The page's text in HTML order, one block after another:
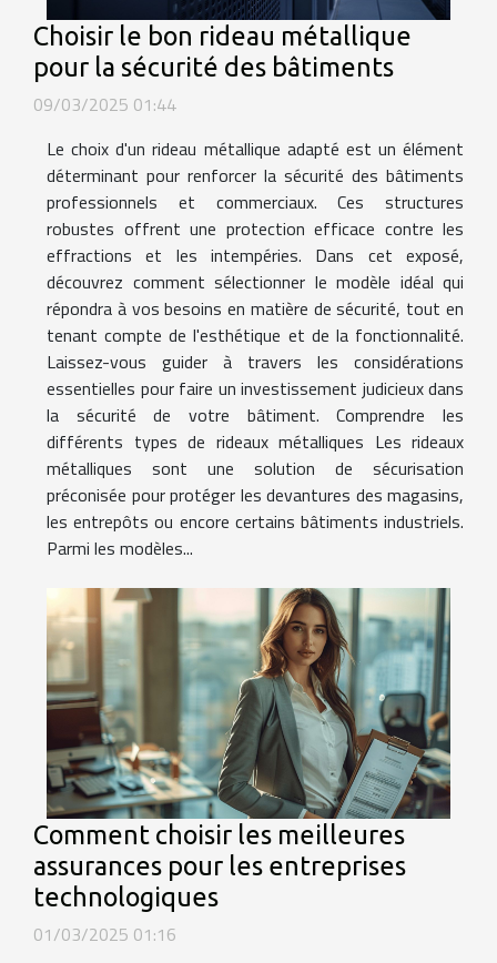
Choisir le bon rideau métallique
pour la sécurité des bâtiments
09/03/2025 01:44
Le choix d'un rideau métallique adapté est un élément
déterminant pour renforcer la sécurité des bâtiments
professionnels et commerciaux. Ces structures
robustes offrent une protection efficace contre les
effractions et les intempéries. Dans cet exposé,
découvrez comment sélectionner le modèle idéal qui
répondra à vos besoins en matière de sécurité, tout en
tenant compte de l'esthétique et de la fonctionnalité.
Laissez-vous guider à travers les considérations
essentielles pour faire un investissement judicieux dans
la sécurité de votre bâtiment. Comprendre les
différents types de rideaux métalliques Les rideaux
métalliques sont une solution de sécurisation
préconisée pour protéger les devantures des magasins,
les entrepôts ou encore certains bâtiments industriels.
Parmi les modèles...
Comment choisir les meilleures
assurances pour les entreprises
technologiques
01/03/2025 01:16